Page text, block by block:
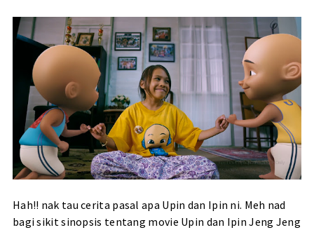
Hah!! nak tau cerita pasal apa Upin dan Ipin ni. Meh nad
bagi sikit sinopsis tentang movie Upin dan Ipin Jeng Jeng